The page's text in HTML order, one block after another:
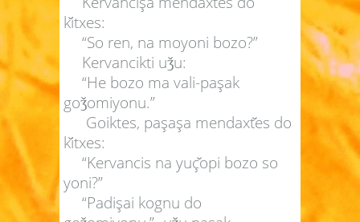
kitxes:
“So ren, na moyoni bozo?”
Kervancikti uǯu:
“He bozo ma vali-paşak
goǯomiyonu.”
Goiktes, paşaşa mendaxtes do
kitxes:
“Kervancis na yuçopi bozo so
yoni?”
“Padişai kognu do